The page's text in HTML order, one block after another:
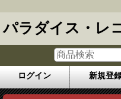
パラダイス・レ
ログイン 新規登